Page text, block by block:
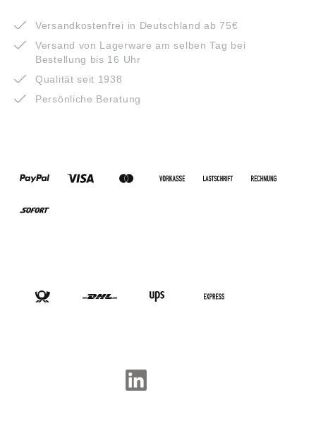
Versandkostenfrei in Deutschland ab 75€
Versand von Lagerware am selben Tag bei
Bestellung bis 16 Uhr
Qualität seit 1938
Persönliche Beratung